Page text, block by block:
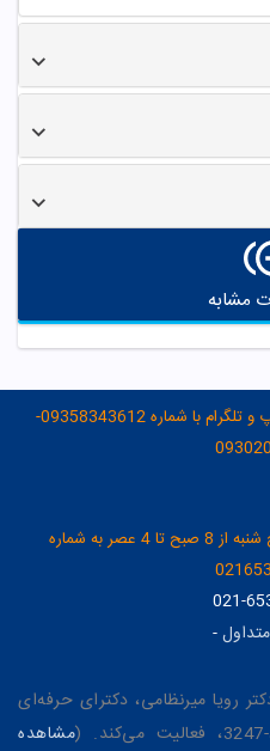
مشابه
مشاوره رایگان بصورت چت در واتساپ و تلگرام با شماره 09358343612-
تماس تلفنی در روزهای شنبه تا پنج شنبه از 8 صبح تا 4 عصر به شماره
021-
-
رویا میرنظامی، دکترای حرفه‌ای
(
مشاهده